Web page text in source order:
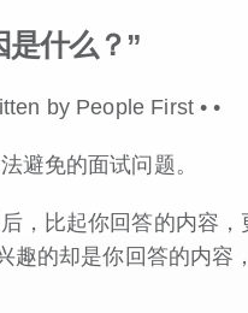
是什么？”
by People First ••
避免的面试问题。
，比起你回答的内容
趣的却是你回答的内